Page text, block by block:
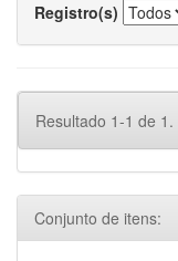
Registro(s)
Resultado 1-1 de 1.
Conjunto de itens: